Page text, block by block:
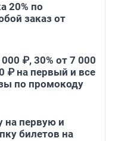
20% по
заказ от
₽, 30% от 7 000
₽ на первый и все
по промокоду
на первую и
билетов на